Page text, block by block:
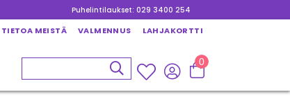
Puhelintilaukset: 029 3400 254
TIETOA MEISTÄ VALMENNUS LAHJAKORTTI
0